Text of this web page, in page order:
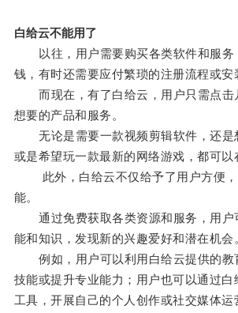
白给云不能用了
以往，用户需要购买各类软件和服务
钱，有时还需要应付繁琐的注册流程或安
而现在，有了白给云，用户只需点击
想要的产品和服务。
无论是需要一款视频剪辑软件，还是
或是希望玩一款最新的网络游戏，都可以
此外，白给云不仅给予了用户方便，
能。
通过免费获取各类资源和服务，用户
能和知识，发现新的兴趣爱好和潜在机会
例如，用户可以利用白给云提供的教
技能或提升专业能力；用户也可以通过白
工具，开展自己的个人创作或社交媒体运